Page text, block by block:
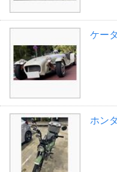
ケー
ホン